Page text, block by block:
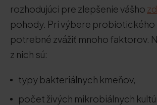
rozhodujúci pre zlepšenie vášho
pohody. Pri výbere probiotického
potrebné zvážiť mnoho faktorov.
z nich sú:
typy bakteriálnych kmeňov,
počet živých mikrobiálnych